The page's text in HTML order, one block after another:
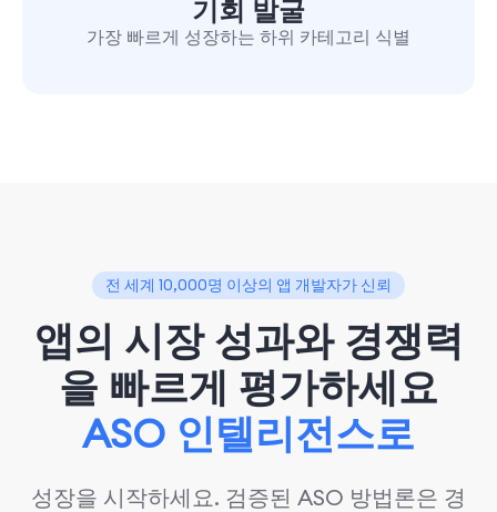
기회 발굴
가장 빠르게 성장하는 하위 카테고리 식별
전 세계 10,000명 이상의 앱 개발자가 신뢰
앱의 시장 성과와 경쟁력
을 빠르게 평가하세요
ASO 인텔리전스로
성장을 시작하세요. 검증된 ASO 방법론은 경